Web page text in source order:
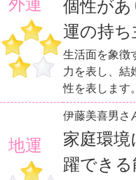
個性が
運の持ち
生活面を象徴
力を表し、結
性を表します。
地運
伊藤美喜男さ
家庭環
躍できる